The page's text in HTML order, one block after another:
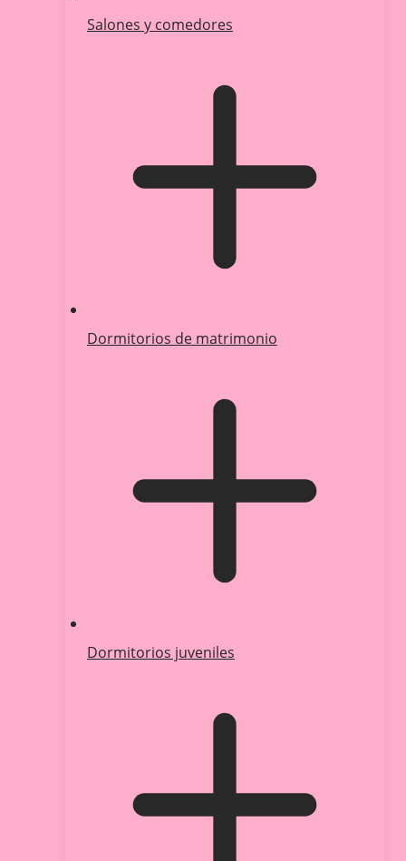
Salones y comedores
Dormitorios de matrimonio
Dormitorios juveniles